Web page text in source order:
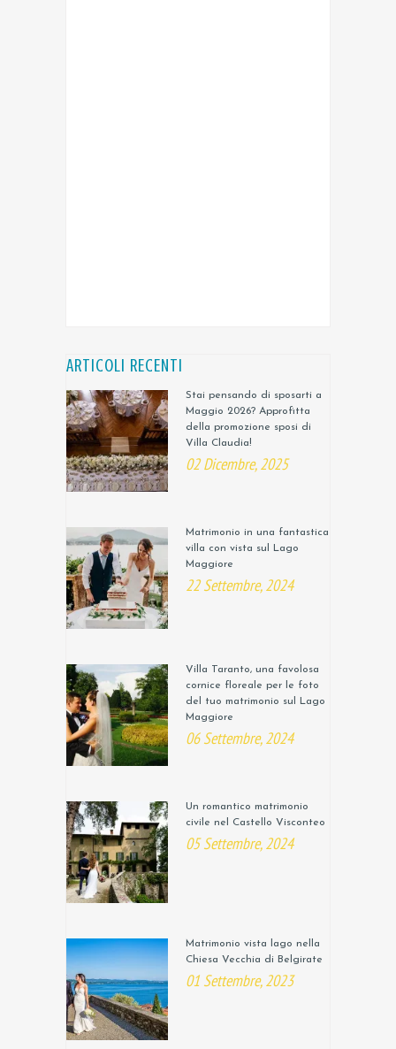
ARTICOLI RECENTI
Stai pensando di sposarti a
Maggio 2026? Approfitta
della promozione sposi di
Villa Claudia!
02 Dicembre, 2025
Matrimonio in una fantastica
villa con vista sul Lago
Maggiore
22 Settembre, 2024
Villa Taranto, una favolosa
cornice floreale per le foto
del tuo matrimonio sul Lago
Maggiore
06 Settembre, 2024
Un romantico matrimonio
civile nel Castello Visconteo
05 Settembre, 2024
Matrimonio vista lago nella
Chiesa Vecchia di Belgirate
01 Settembre, 2023